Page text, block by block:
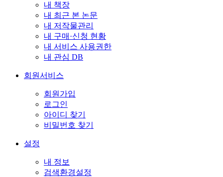
내 책장
내 최근 본 논문
내 저작물관리
내 구매·신청 현황
내 서비스 사용권한
내 관심 DB
회원서비스
회원가입
로그인
아이디 찾기
비밀번호 찾기
설정
내 정보
검색환경설정